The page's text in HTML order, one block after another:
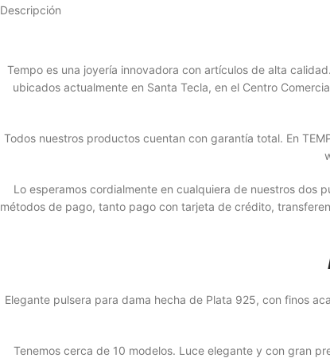
Descripción
Tempo es una joyería innovadora con artículos de alta
ubicados actualmente en Santa Tecla, en el Centro
Todos nuestros productos cuentan con garantía total. En
Lo esperamos cordialmente en cualquiera de nuestros dos
métodos de pago, tanto pago con tarjeta de crédito,
Elegante pulsera para dama hecha de Plata 925, con finos
Tenemos cerca de 10 modelos. Luce elegante y con gran